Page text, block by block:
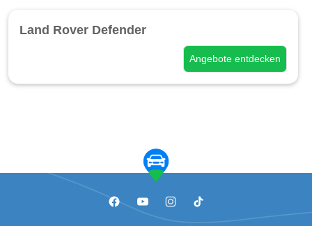
Land Rover Defender
Angebote entdecken